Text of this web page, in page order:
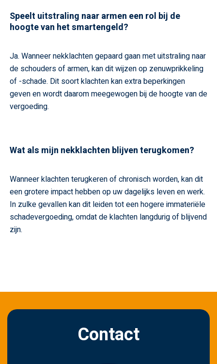
Speelt uitstraling naar armen een rol bij de
hoogte van het smartengeld?
Ja. Wanneer nekklachten gepaard gaan met uitstraling naar
de schouders of armen, kan dit wijzen op zenuwprikkeling
of -schade. Dit soort klachten kan extra beperkingen
geven en wordt daarom meegewogen bij de hoogte van de
vergoeding.
Wat als mijn nekklachten blijven terugkomen?
Wanneer klachten terugkeren of chronisch worden, kan dit
een grotere impact hebben op uw dagelijks leven en werk.
In zulke gevallen kan dit leiden tot een hogere immateriële
schadevergoeding, omdat de klachten langdurig of blijvend
zijn.
Contact